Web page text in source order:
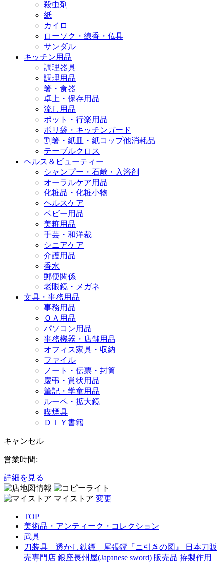
殺虫剤
紙
カイロ
ローソク・線香・仏具
サンダル
キッチン用品
調理器具
調理用品
箸・食器
卓上・保存用品
流し用品
ポット・行楽用品
ポリ袋・キッチンガード
割箸・紙皿・紙コップ他消耗品
テーブルクロス
ヘルス＆ビューティー
シャンプー・石鹸・入浴剤
オーラルケア用品
化粧品・化粧小物
ヘルスケア
ベビー用品
美粧用品
手芸・和洋裁
シニアケア
介護用品
香水
郵便関係
老眼鏡・メガネ
文具・事務用品
事務用品
ＯＡ用品
パソコン用品
事務機器・店舗用品
オフィス家具・収納
ファイル
ノート・伝票・封筒
慶弔・賞状用品
筆記・学童用品
ルーペ・拡大鏡
喫煙具
ＤＩＹ書籍
キャンセル
営業時間:
詳細を見る
マイストア 変更
TOP
美術品・アンティーク・コレクション
武具
刀装具 透かし鉄鐔 尾張鐔『ニ引きの図』 日本刀販
売専門店 銀座長州屋(Japanese sword) 販売品 拵製作用